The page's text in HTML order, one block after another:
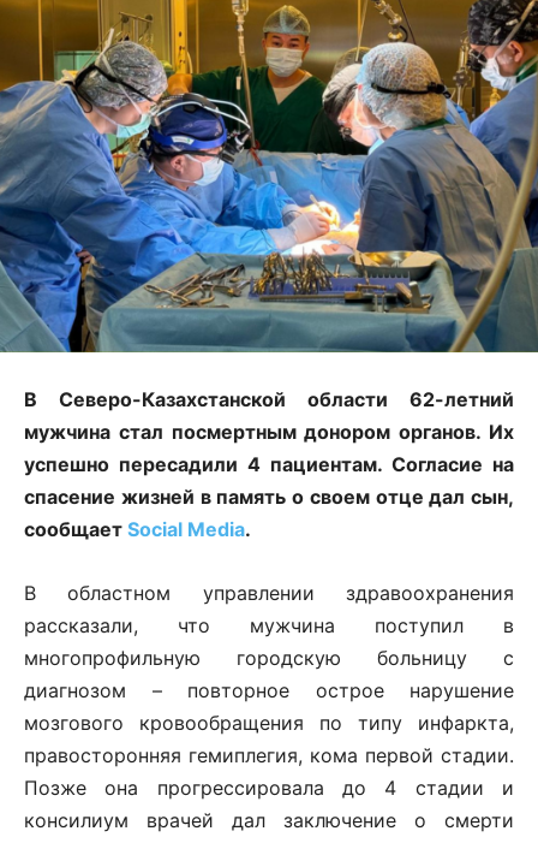
В Северо-Казахстанской области 62-летний
мужчина стал посмертным донором органов. Их
успешно пересадили 4 пациентам. Согласие на
спасение жизней в память о своем отце дал сын,
сообщает Social Media.
В областном управлении здравоохранения
рассказали, что мужчина поступил в
многопрофильную городскую больницу с
диагнозом – повторное острое нарушение
мозгового кровообращения по типу инфаркта,
правосторонняя гемиплегия, кома первой стадии.
Позже она прогрессировала до 4 стадии и
консилиум врачей дал заключение о смерти